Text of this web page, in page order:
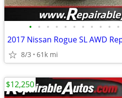
• • • • • • • • • • •
2017 Nissan Rogue SL AWD
8/3 61k mi
$12,250